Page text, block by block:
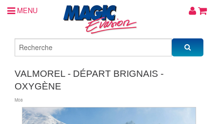
MENU
VALMOREL - DÉPART BRIGNAIS -
OXYGÈNE
M08